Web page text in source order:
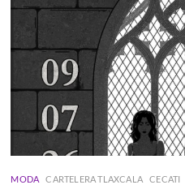
MODA CARTELERA TLAXCALA CECATI